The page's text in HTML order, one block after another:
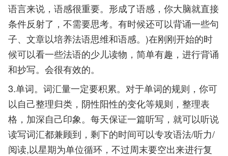
语言来说，语感很重要。形成了语感，你大脑就直接
条件反射了，不需要思考。有时候还可以背诵一些句
子、文章以培养法语思维和语感。)在刚刚开始的时
候可以看一些法语的少儿读物，简单有趣，进行背诵
和抄写。会很有效的。
3.单词。词汇量一定要积累。对于单词的规则，你可
以自己整理归类，阴性阳性的变化等规则，整理表
格，加深自己印象。每天保证一篇听写，就可以听说
读写词汇都兼顾到，剩下的时间可以专攻语法/听力/
阅读,以星期为单位循环，不过周末要空出来进行复